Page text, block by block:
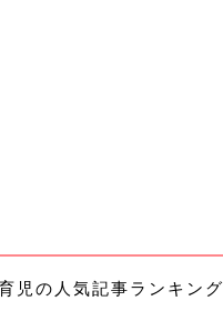
児の人気記事ランキング